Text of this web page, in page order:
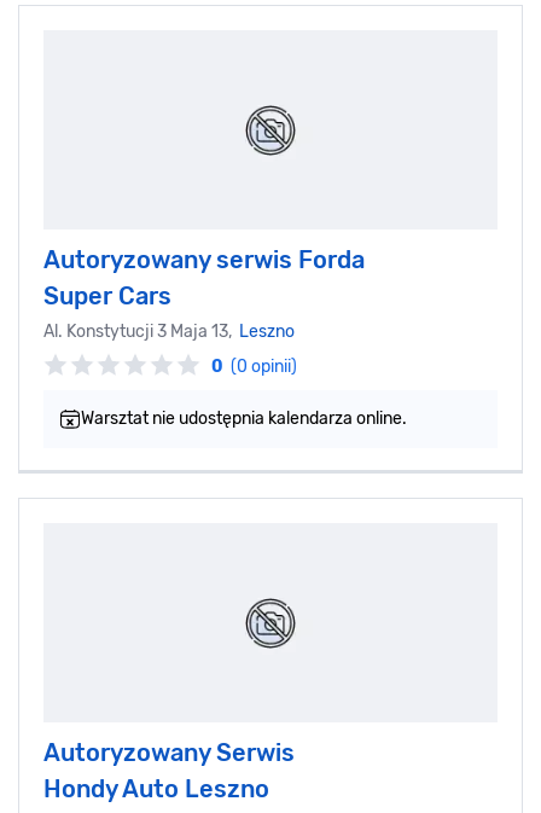
Autoryzowany serwis Forda
Super Cars
Al. Konstytucji 3 Maja 13, Leszno
0 (0 opinii)
Warsztat nie udostępnia kalendarza online.
Autoryzowany Serwis
Hondy Auto Leszno